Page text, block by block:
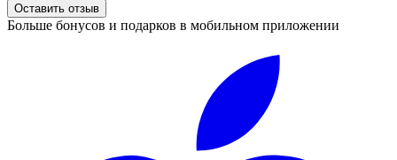
Оставить отзыв
Больше бонусов и подарков в мобильном приложении